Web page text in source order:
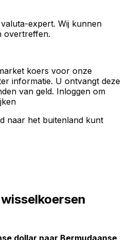
expert. Wij kunnen
overtreffen.
koers voor onze
informatie. U ontvangt deze
van geld. Inloggen om
naar het buitenland kunt
dollar naar Bermudaanse